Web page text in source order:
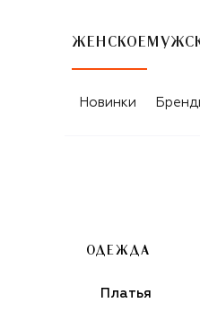
ЖЕНСКОЕ
БЕЛЫЕ
Новинки
ОДЕЖДА
Платья